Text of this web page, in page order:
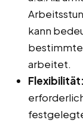
kann
arbeitet.
Flexibilität: